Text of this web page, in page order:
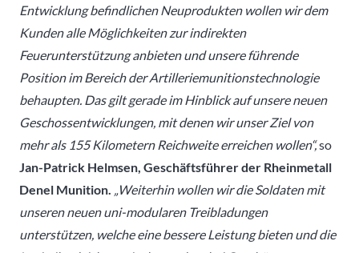
Entwicklung befindlichen Neuprodukten wollen wir dem
Kunden alle Möglichkeiten zur indirekten
Feuerunterstützung anbieten und unsere führende
Position im Bereich der Artilleriemunitionstechnologie
behaupten. Das gilt gerade im Hinblick auf unsere neuen
Geschossentwicklungen, mit denen wir unser Ziel von
mehr als 155 Kilometern Reichweite erreichen wollen“,so
Jan-Patrick Helmsen, Geschäftsführer der Rheinmetall
Denel Munition.
„Weiterhin wollen wir die Soldaten mit
unseren neuen uni-modularen Treibladungen
unterstützen, welche eine bessere Leistung bieten und die